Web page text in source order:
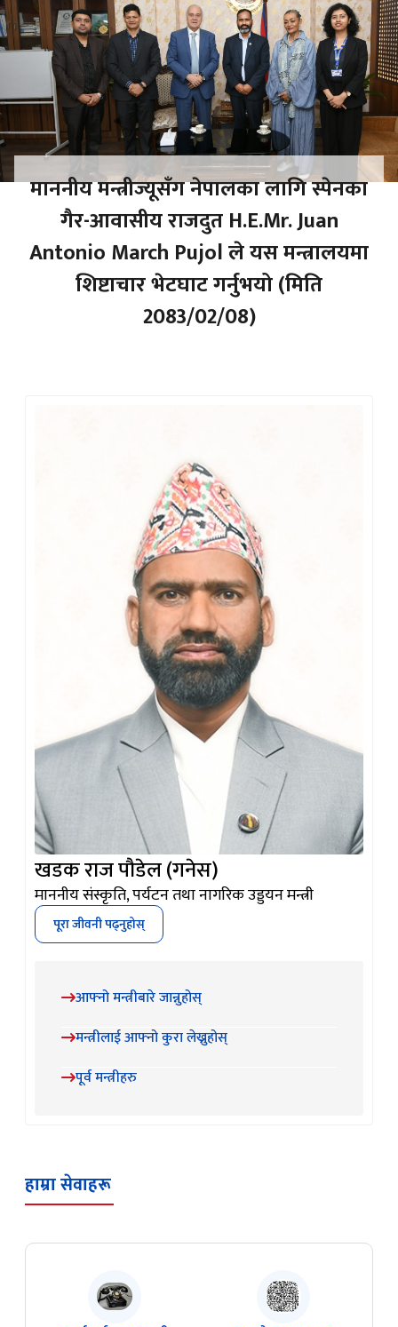
माननीय मन्त्रीज्यूसँग नेपालका लागि स्पेनका
गैर-आवासीय राजदुत H.E.Mr. Juan
Antonio March Pujol ले यस मन्त्रालयमा
शिष्टाचार भेटघाट गर्नुभयो (मिति
2083/02/08)
खडक राज पौडेल (गनेस)
माननीय संस्कृति, पर्यटन तथा नागरिक उड्डयन मन्त्री
पूरा जीवनी पढ्नुहोस्
आफ्नो मन्त्रीबारे जान्नुहोस्
मन्त्रीलाई आफ्नो कुरा लेख्नुहोस्
पूर्व मन्त्रीहरु
हाम्रा सेवाहरू